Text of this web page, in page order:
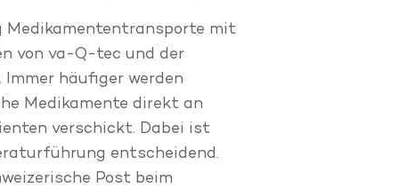
Medikamententransporte mit
von va-Q-tec und der
Immer häufiger werden
Medikamente direkt an
verschickt. Dabei ist
entscheidend.
Post beim